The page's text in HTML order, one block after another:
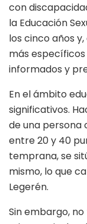
con
la Educación
los cinco años
más
informados y
En el ámbito
significativos.
de una persona
entre 20 y 40
temprana, se
mismo, lo que
Legerén.
Sin embargo,